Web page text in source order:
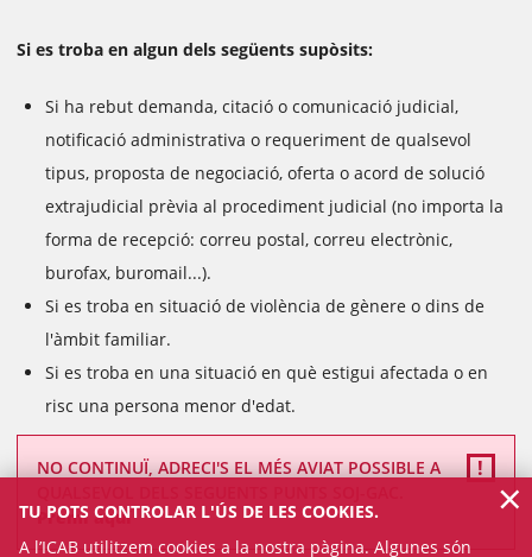
Si es troba en algun dels següents supòsits:
Si ha rebut demanda, citació o comunicació judicial,
notificació administrativa o requeriment de qualsevol
tipus, proposta de negociació, oferta o acord de solució
extrajudicial prèvia al procediment judicial (no importa la
forma de recepció: correu postal, correu electrònic,
burofax, buromail...).
Si es troba en situació de violència de gènere o dins de
l'àmbit familiar.
Si es troba en una situació en què estigui afectada o en
risc una persona menor d'edat.
NO CONTINUÏ, ADRECI'S EL MÉS AVIAT POSSIBLE A
Premi aquí
TU POTS CONTROLAR L'ÚS DE LES COOKIES.
A l’ICAB utilitzem cookies a la nostra pàgina. Algunes són
×